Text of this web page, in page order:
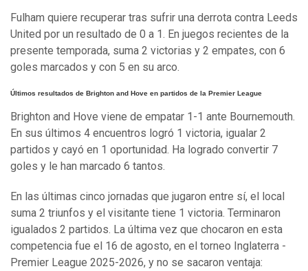
Fulham quiere recuperar tras sufrir una derrota contra Leeds
United por un resultado de 0 a 1. En juegos recientes de la
presente temporada, suma 2 victorias y 2 empates, con 6
goles marcados y con 5 en su arco.
Últimos resultados de Brighton and Hove en partidos de la Premier League
Brighton and Hove viene de empatar 1-1 ante Bournemouth.
En sus últimos 4 encuentros logró 1 victoria, igualar 2
partidos y cayó en 1 oportunidad. Ha logrado convertir 7
goles y le han marcado 6 tantos.
En las últimas cinco jornadas que jugaron entre sí, el local
suma 2 triunfos y el visitante tiene 1 victoria. Terminaron
igualados 2 partidos. La última vez que chocaron en esta
competencia fue el 16 de agosto, en el torneo Inglaterra -
Premier League 2025-2026, y no se sacaron ventaja: